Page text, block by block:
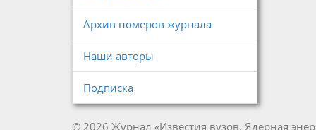
Архив номеров журнала
Наши авторы
Подписка
© 2026 Журнал «Известия вузов. Ядерная